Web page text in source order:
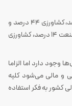
شافعی گفت: آمارها نشان می‌دهد بخش صنعت ۱۸ درصد، کشاورزی ۴۴ درصد و
صادرات ۴ درصد است این درحالیست که۱۰ سال پیش صنعت ۱۴ درصد، کشاورزی
وجود دارد اما الزاما
و مالی می‌شود کلیه
کشور به فکر استفاده